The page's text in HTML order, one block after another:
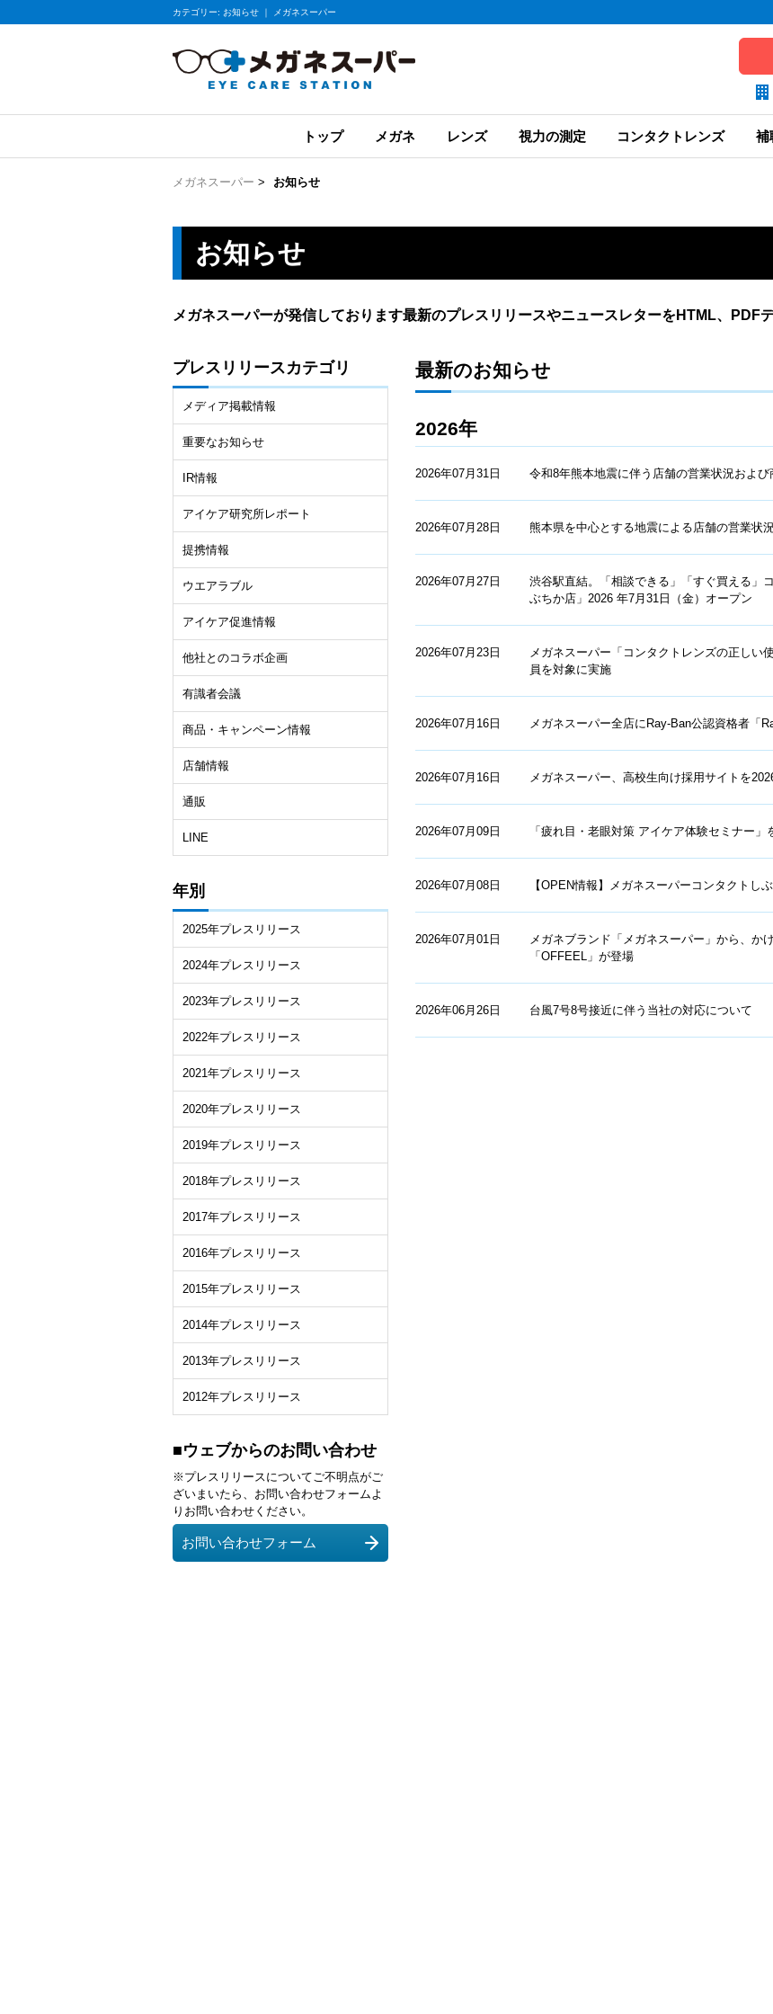
カテゴリー: お知らせ ｜ メガネスーパー
トップ メガネ レンズ 視力の測定 コンタクトレンズ 補
メガネスーパー > お知らせ
お知らせ
メガネスーパーが発信しております最新のプレスリリースやニュースレターをHTML、PDF
最新のお知らせ
2026年
2026年07月31日 令和8年熊本地震に伴う店舗の営業状況およ
2026年07月28日 熊本県を中心とする地震による店舗の営業状
2026年07月27日
渋⾕駅直結。「相談できる」「すぐ買える」
ぶちか店」2026 年7⽉31⽇（⾦）オープン
2026年07月23日
メガネスーパー「コンタクトレンズの正しい
員を対象に実施
2026年07月16日 メガネスーパー全店にRay-Ban公認資格者「
2026年07月16日 メガネスーパー、高校生向け採用サイトを
2026年07月09日 「疲れ目・老眼対策 アイケア体験セミナー
2026年07月08日 【OPEN情報】メガネスーパーコンタクトし
2026年07月01日
メガネブランド「メガネスーパー」から、か
「OFFEEL」が登場
2026年06月26日 台風7号8号接近に伴う当社の対応について
プレスリリースカテゴリ
メディア掲載情報
重要なお知らせ
IR情報
アイケア研究所レポート
提携情報
ウエアラブル
アイケア促進情報
他社とのコラボ企画
有識者会議
商品・キャンペーン情報
店舗情報
通販
LINE
年別
2025年プレスリリース
2024年プレスリリース
2023年プレスリリース
2022年プレスリリース
2021年プレスリリース
2020年プレスリリース
2019年プレスリリース
2018年プレスリリース
2017年プレスリリース
2016年プレスリリース
2015年プレスリリース
2014年プレスリリース
2013年プレスリリース
2012年プレスリリース
■ウェブからのお問い合わせ
※プレスリリースについてご不明点がご
ざいまいたら、お問い合わせフォームよ
りお問い合わせください。
お問い合わせフォーム